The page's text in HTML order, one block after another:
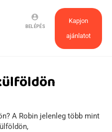
Kapjon
ajánlatot
account_circle
BELÉPÉS
A Robin jelenleg több mint